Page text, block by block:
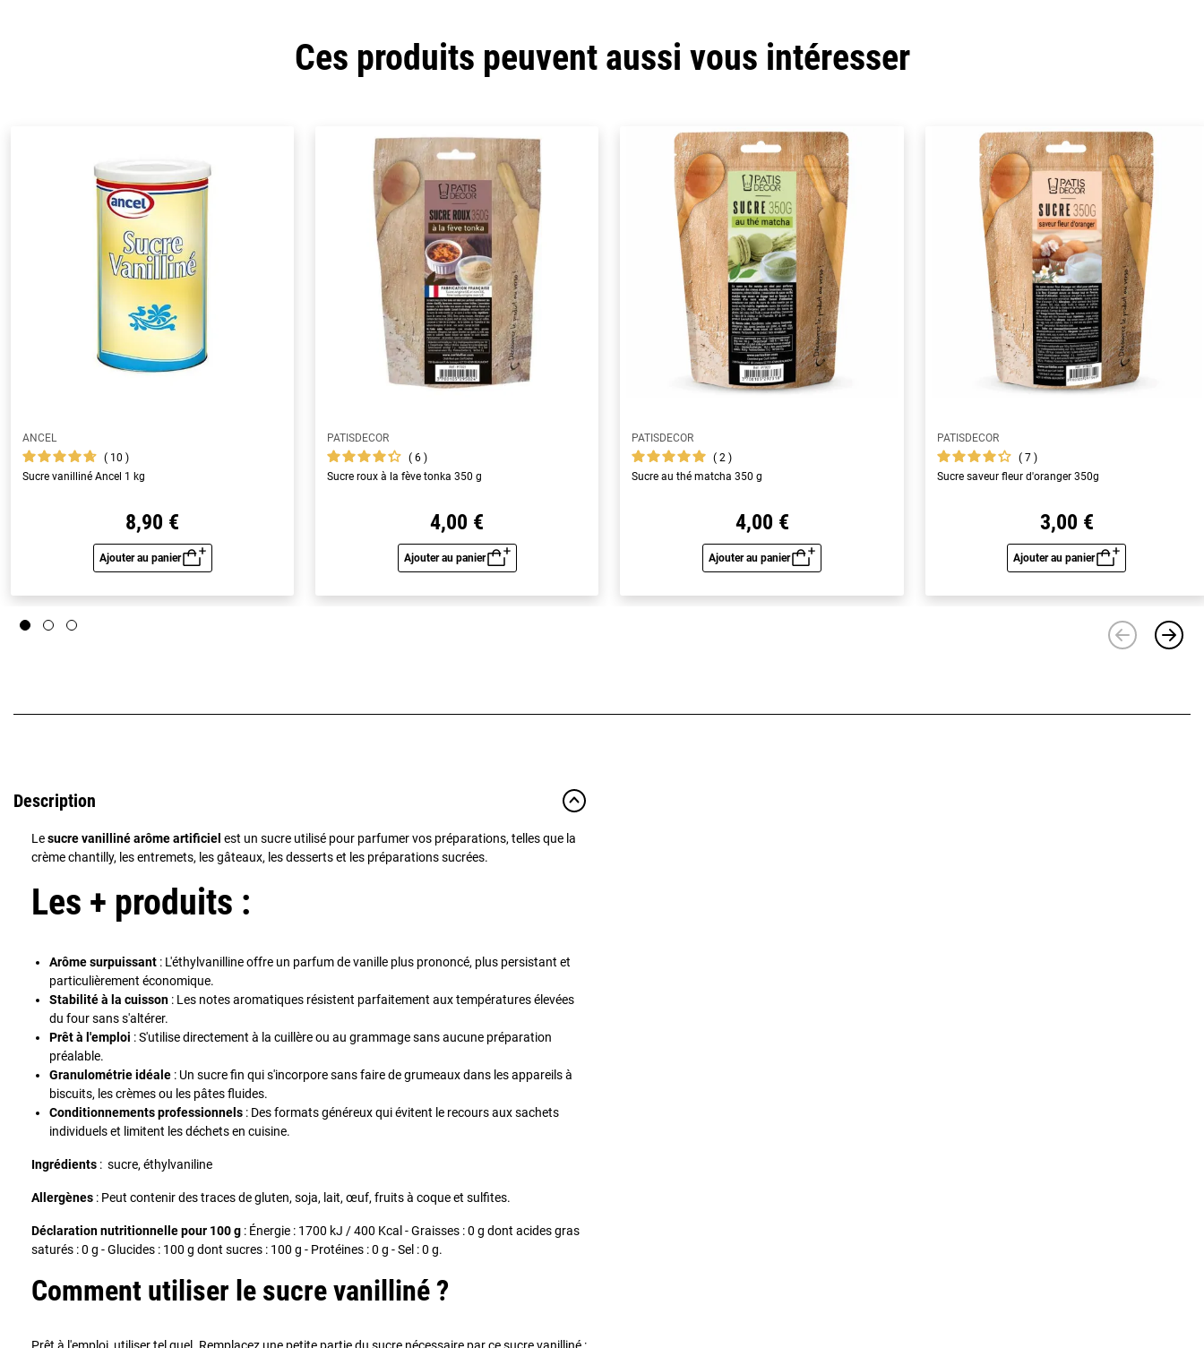
Ces produits peuvent aussi vous intéresser
ANCEL
10
Sucre vanilliné Ancel 1 kg
8,90 €
Ajouter au panier
Aperçu rapide
PATISDECOR
6
Sucre roux à la fève tonka 350 g
4,00 €
Ajouter au panier
Aperçu rapide
PATISDECOR
2
Sucre au thé matcha 350 g
4,00 €
Ajouter au panier
Aperçu rapide
PATISDECOR
7
Sucre saveur fleur d'oranger 350g
3,00 €
Ajouter au panier
Aperçu rapide
Description
Lesucre vanilliné arôme artificiel est un sucre utilisé pour parfumer vos préparations, telles que la
crème chantilly, les entremets, les gâteaux, les desserts et les préparations sucrées.
Les + produits :
Arôme surpuissant : L'éthylvanilline offre un parfum de vanille plus prononcé, plus persistant et
particulièrement économique.
Stabilité à la cuisson : Les notes aromatiques résistent parfaitement aux températures élevées
du four sans s'altérer.
Prêt à l'emploi : S'utilise directement à la cuillère ou au grammage sans aucune préparation
préalable.
Granulométrie idéale : Un sucre fin qui s'incorpore sans faire de grumeaux dans les appareils à
biscuits, les crèmes ou les pâtes fluides.
Conditionnements professionnels : Des formats généreux qui évitent le recours aux sachets
individuels et limitent les déchets en cuisine.
Ingrédients : sucre, éthylvaniline
Allergènes : Peut contenir des traces de gluten, soja, lait, œuf, fruits à coque et sulfites.
Déclaration nutritionnelle pour 100 g : Énergie : 1700 kJ / 400 Kcal - Graisses : 0 g dont acides gras
saturés : 0 g - Glucides : 100 g dont sucres : 100 g - Protéines : 0 g - Sel : 0 g.
Comment utiliser le sucre vanilliné ?